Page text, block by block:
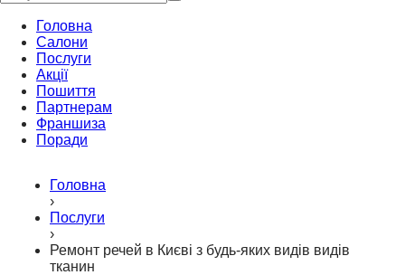
Головна
Салони
Послуги
Акції
Пошиття
Партнерам
Франшиза
Поради
Головна
›
Послуги
›
Ремонт речей в Києві з будь-яких видів видів
тканин